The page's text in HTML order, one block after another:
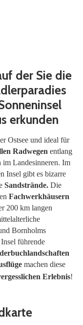
der Sie die
erkunden
Ostsee und ideal für
Radwegen entlang
im Landesinneren. Im
Insel gibt es bizarre
Sandstrände. Die
Fachwerkhäusern
200 km langen
Bornholms
führende
machen diese
Erlebnis!